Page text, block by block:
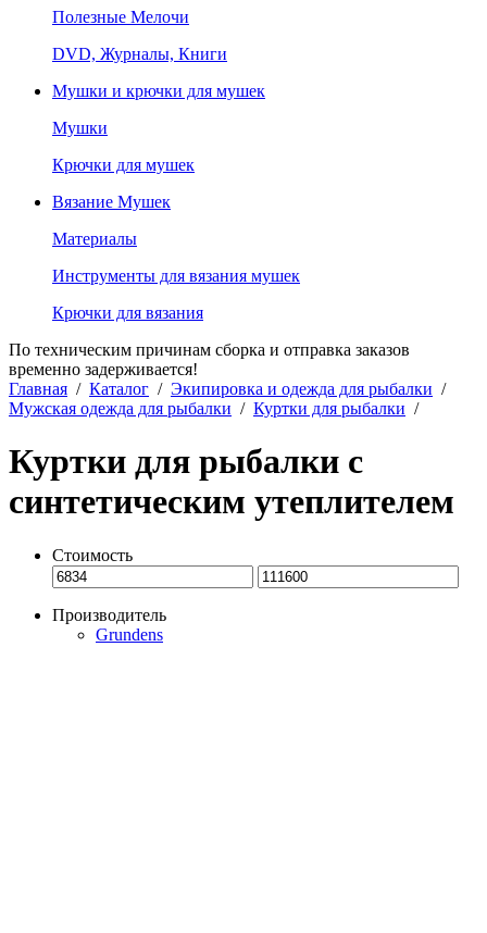
Полезные Мелочи
DVD, Журналы, Книги
Мушки и крючки для мушек
Мушки
Крючки для мушек
Вязание Мушек
Материалы
Инструменты для вязания мушек
Крючки для вязания
По техническим причинам сборка и отправка заказов
временно задерживается!
Главная / Каталог / Экипировка и одежда для рыбалки /
Мужская одежда для рыбалки / Куртки для рыбалки /
Куртки для рыбалки с
синтетическим утеплителем
Стоимость
Производитель
Grundens